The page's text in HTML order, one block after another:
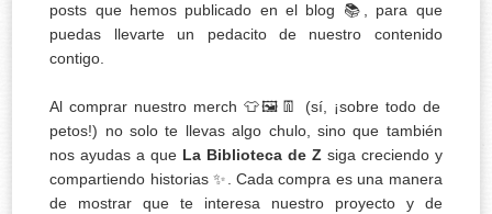
posts que hemos publicado en el blog 📚, para que
puedas llevarte un pedacito de nuestro contenido
contigo.
Al comprar nuestro merch 👕🖼️👖 (sí, ¡sobre todo de
petos!) no solo te llevas algo chulo, sino que también
nos ayudas a que La Biblioteca de Z siga creciendo y
compartiendo historias ✨. Cada compra es una manera
de mostrar que te interesa nuestro proyecto y de